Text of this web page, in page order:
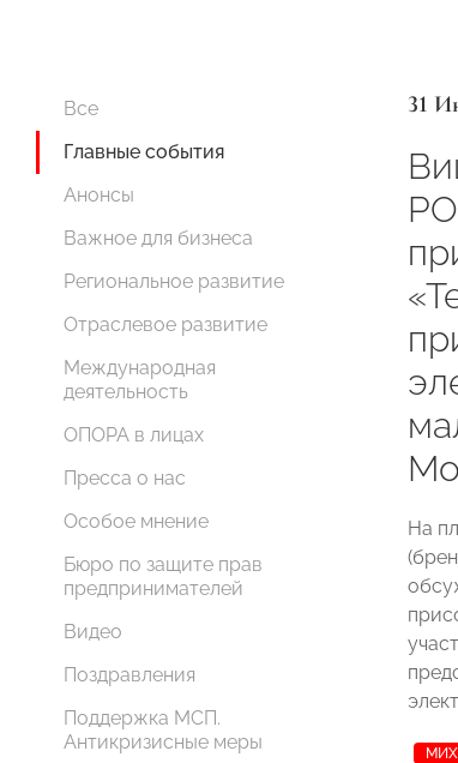
Все
Главные события
Анонсы
Важное для бизнеса
Региональное развитие
Отраслевое развитие
Международная
деятельность
ОПОРА в лицах
Пресса о нас
Особое мнение
Бюро по защите прав
предпринимателей
Видео
Поздравления
Поддержка МСП.
Антикризисные меры
31
На